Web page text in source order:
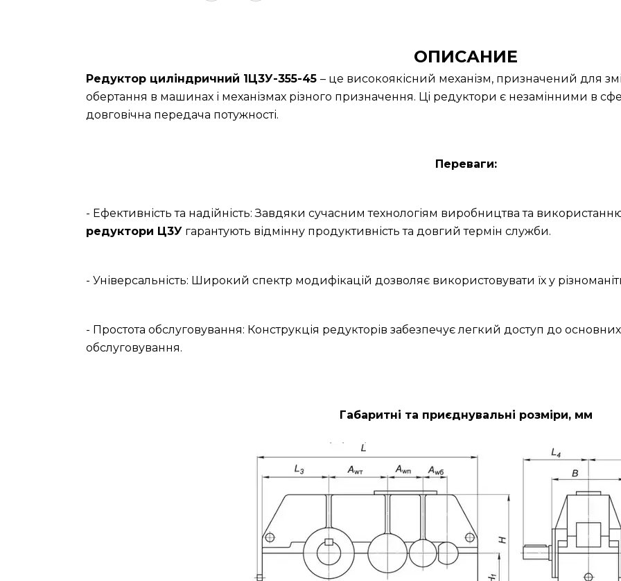
ОПИСАНИЕ
Редуктор циліндричний 1Ц3У-355-45 – це високоякісний механізм, призначений для
обертання в машинах і механізмах різного призначення. Ці редуктори є незамінними в
довговічна передача потужності.
Переваги:
- Ефективність та надійність: Завдяки сучасним технологіям виробництва та
редуктори Ц3Угарантують відмінну продуктивність та довгий термін служби.
- Універсальність: Широкий спектр модифікацій дозволяє використовувати їх у
- Простота обслуговування: Конструкція редукторів забезпечує легкий доступ до
обслуговування.
Габаритні та приєднувальні розміри, мм